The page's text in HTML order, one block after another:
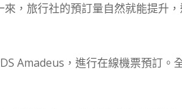
，旅行社的預訂量自然就能提升
Amadeus，進行在線機票預訂。